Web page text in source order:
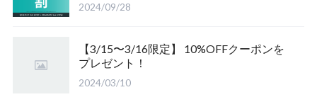
長崎県対馬市産
香川県綾歌郡産綾上町産
山梨県甲府市産
山梨県韮崎市穂坂町産
2024/09/28
【3/15〜3/16限定】 10%OFFクーポンを
プレゼント！
2024/03/10